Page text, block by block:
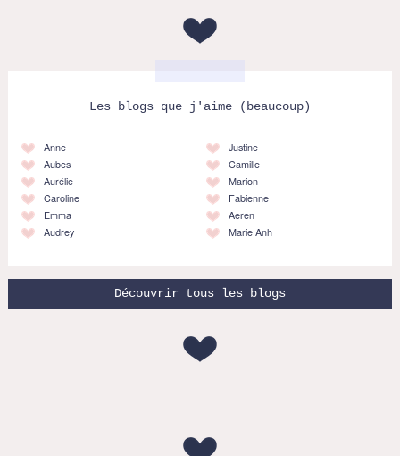
Les blogs que j'aime (beaucoup)
Anne
Aubes
Aurélie
Caroline
Emma
Audrey
Justine
Camille
Marion
Fabienne
Aeren
Marie Anh
Découvrir tous les blogs